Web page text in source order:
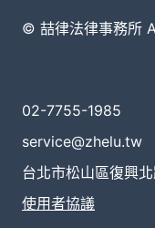
© 喆律法律事務所
02-7755-1985
service@zhelu.tw
台北市松山區復興
使用者協議